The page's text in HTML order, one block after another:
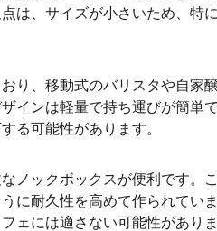
は、サイズが小さいため、特
り、移動式のバリスタや自家
インは軽量で持ち運びが簡単
る可能性があります。
ノックボックスが便利です。
に耐久性を高めて作られてい
ェには適さない可能性がありま